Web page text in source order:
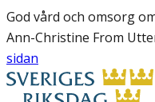
God vård och omsorg
Ann-Christine From
sidan